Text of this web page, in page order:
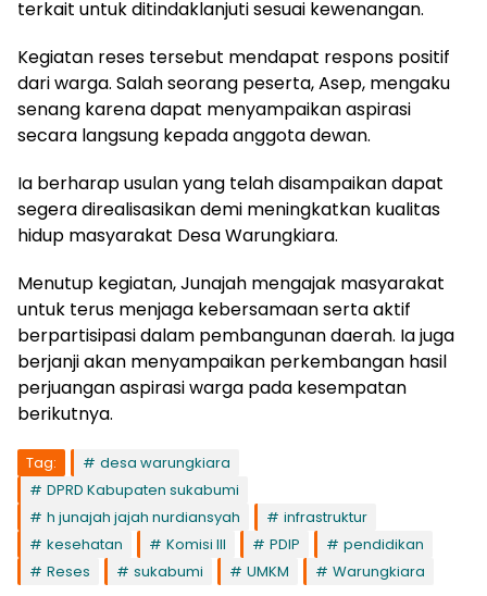
terkait untuk ditindaklanjuti sesuai kewenangan.
Kegiatan reses tersebut mendapat respons positif
dari warga. Salah seorang peserta, Asep, mengaku
senang karena dapat menyampaikan aspirasi
secara langsung kepada anggota dewan.
Ia berharap usulan yang telah disampaikan dapat
segera direalisasikan demi meningkatkan kualitas
hidup masyarakat Desa Warungkiara.
Menutup kegiatan, Junajah mengajak masyarakat
untuk terus menjaga kebersamaan serta aktif
berpartisipasi dalam pembangunan daerah. Ia juga
berjanji akan menyampaikan perkembangan hasil
perjuangan aspirasi warga pada kesempatan
berikutnya.
Tag:
desa warungkiara
DPRD Kabupaten sukabumi
h junajah jajah nurdiansyah
infrastruktur
kesehatan
Komisi III PDIP
pendidikan
Reses
sukabumi UMKM Warungkiara